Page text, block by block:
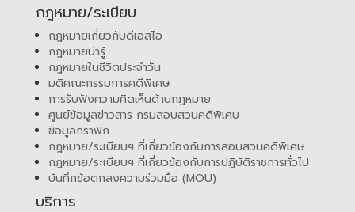
กฎหมาย/ระเบียบ
กฎหมายเกี่ยวกับดีเอสไอ
กฎหมายน่ารู้
กฎหมายในชีวิตประจำวัน
มติคณะกรรมการคดีพิเศษ
การรับฟังความคิดเห็นด้านกฎหมาย
ศูนย์ข้อมูลข่าวสาร กรมสอบสวนคดีพิเศษ
ข้อมูลกราฟิก
กฎหมาย/ระเบียบฯ ที่เกี่ยวข้องกับการสอบสวนคดีพิเศษ
กฎหมาย/ระเบียบฯ ที่เกี่ยวข้องกับการปฏิบัติราชการทั่วไป
บันทึกข้อตกลงความร่วมมือ (MOU)
บริการ